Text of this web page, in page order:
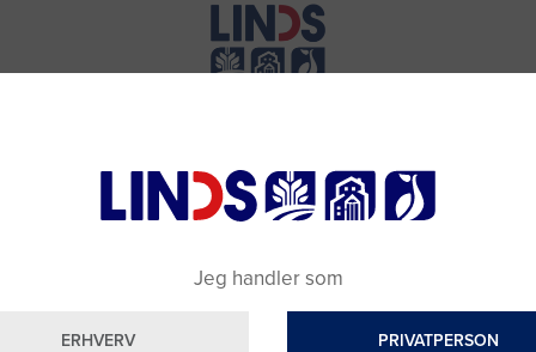
Jeg handler som
ERHVERV PRIVATPERSON